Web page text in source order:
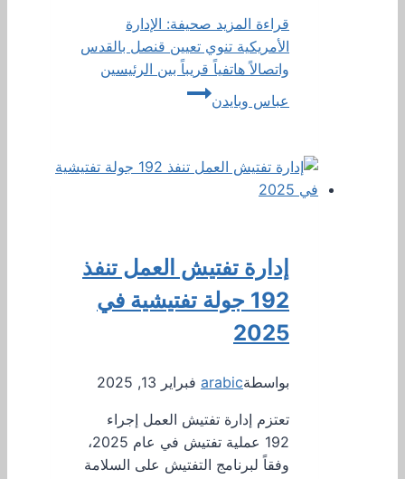
قراءة المزيد صحيفة: الإدارة
الأمريكية تنوي تعيين قنصل بالقدس
واتصالاً هاتفياً قريباً بين الرئيسين
عباس وبايدن
إدارة تفتيش العمل تنفذ
192 جولة تفتيشية في
2025
بواسطةarabic فبراير 13, 2025
تعتزم إدارة تفتيش العمل إجراء
192 عملية تفتيش في عام 2025،
وفقاً لبرنامج التفتيش على السلامة